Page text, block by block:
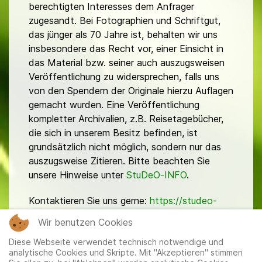
berechtigten Interesses dem Anfrager
zugesandt. Bei Fotographien und Schriftgut,
das jünger als 70 Jahre ist, behalten wir uns
insbesondere das Recht vor, einer Einsicht in
das Material bzw. seiner auch auszugsweisen
Veröffentlichung zu widersprechen, falls uns
von den Spendern der Originale hierzu Auflagen
gemacht wurden. Eine Veröffentlichung
kompletter Archivalien, z.B. Reisetagebücher,
die sich in unserem Besitz befinden, ist
grundsätzlich nicht möglich, sondern nur das
auszugsweise Zitieren. Bitte beachten Sie
unsere Hinweise unter StuDeO-INFO.
Kontaktieren Sie uns gerne: https://studeo-
Wir benutzen Cookies
Diese Webseite verwendet technisch notwendige und
analytische Cookies und Skripte. Mit "Akzeptieren" stimmen